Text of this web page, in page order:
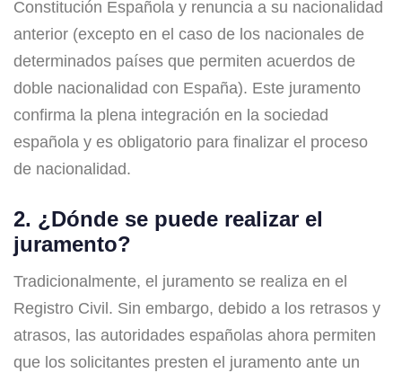
Constitución Española y renuncia a su nacionalidad
anterior (excepto en el caso de los nacionales de
determinados países que permiten acuerdos de
doble nacionalidad con España). Este juramento
confirma la plena integración en la sociedad
española y es obligatorio para finalizar el proceso
de nacionalidad.
2. ¿Dónde se puede realizar el
juramento?
Tradicionalmente, el juramento se realiza en el
Registro Civil. Sin embargo, debido a los retrasos y
atrasos, las autoridades españolas ahora permiten
que los solicitantes presten el juramento ante un